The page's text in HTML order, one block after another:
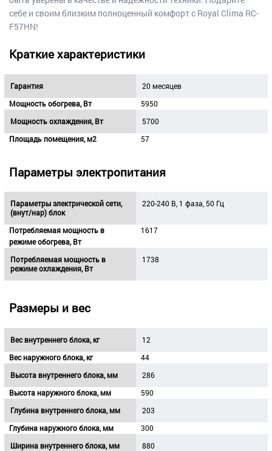
себе и своим близким полноценный комфорт с Royal Clima RC-
F57HN!
Краткие характеристики
Гарантия
20 месяцев
Мощность обогрева, Вт
5950
Мощность охлаждения, Вт
5700
Площадь помещения, м2
57
Параметры электропитания
Параметры электрической сети,
(внут/нар) блок
220-240 В, 1 фаза, 50 Гц
Потребляемая мощность в
режиме обогрева, Вт
1617
Потребляемая мощность в
режиме охлаждения, Вт
1738
Размеры и вес
Вес внутреннего блока, кг
12
Вес наружного блока, кг
44
Высота внутреннего блока, мм
286
Высота наружного блока, мм
590
Глубина внутреннего блока, мм
203
Глубина наружного блока, мм
300
Ширина внутреннего блока, мм
880